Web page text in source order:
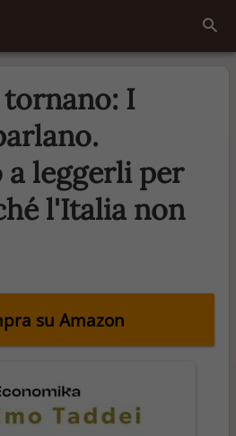
I
leggerli per
l'Italia non
su Amazon